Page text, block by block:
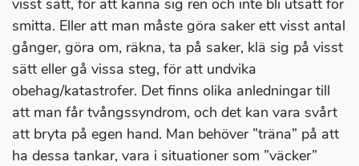
visst sätt, för att känna sig ren och inte bli utsatt för
smitta. Eller att man måste göra saker ett visst antal
gånger, göra om, räkna, ta på saker, klä sig på visst
sätt eller gå vissa steg, för att undvika
obehag/katastrofer. Det finns olika anledningar till
att man får tvångssyndrom, och det kan vara svårt
att bryta på egen hand. Man behöver ”träna” på att
ha dessa tankar, vara i situationer som ”väcker”